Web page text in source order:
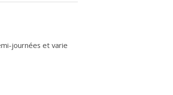
journées et varie